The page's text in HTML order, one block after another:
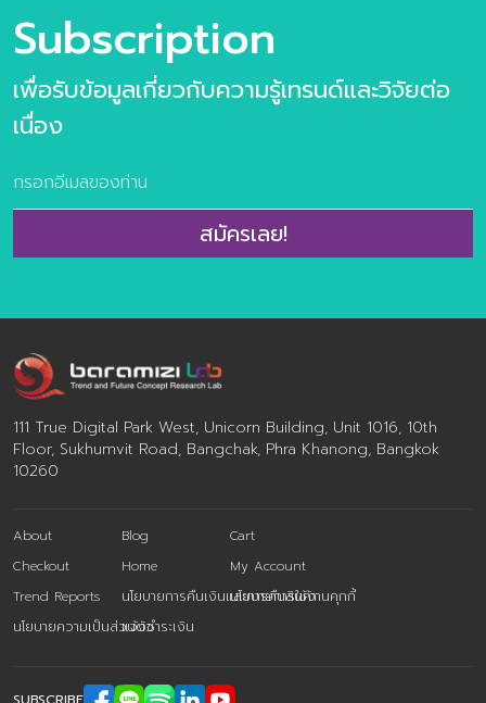
Workshop สำหรับองค์กร ประกอบไปด้วย การบรรยายแบบ
จัดเต็ม Future Food Trend ทั้ง 10 เทรนด์ FoodTrend
Selection การเลือเทรนด์ที่เป็นโจทย์ของธุรกิจ Trend
Gymnasium workshop การประยุกต์เทรนด์สู่ไอเดียแห่ง
นวัตกรรม —————————————— ติดต่อสอบถามเพิ่ม
และคอนเซปต์แห่งอนาคต Baramizi Lab LINE OA :
Baramizi_lab Email :
———————– ศูนย์วิจัยเทรนด์และคอนเซปต์แห่งอนาคต
Baramizi Lab – องค์กรที่ทำหน้าที่จับตามองเทรนด์ที่น่าสนใจ
[…]
Subscription
เพื่อรับข้อมูลเกี่ยวกับความรู้เทรนด์และวิจัยต่อ
เนื่อง
สมัครเลย!
111 True Digital Park West, Unicorn Building, Unit 1016, 10th
Floor, Sukhumvit Road, Bangchak, Phra Khanong, Bangkok
10260
About Blog
Cart
Checkout
Home
My Account
Trend Reports
นโยบายการคืนเงินและการคืนสินค้า
นโยบายการใช้งานคุกกี้
นโยบายความเป็นส่วนตัวแจ้งชำระเงิน